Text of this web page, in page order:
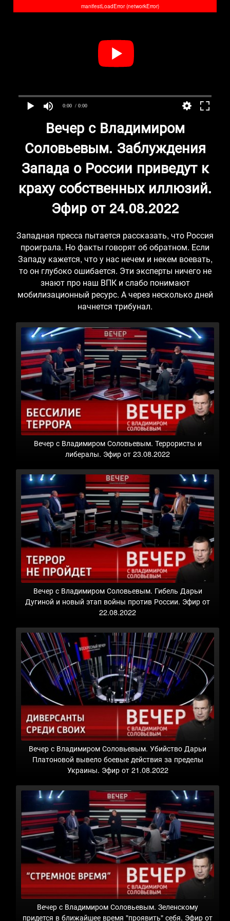
0:00 / 0:00
manifestLoadError (networkError)
Вечер с Владимиром
Соловьевым. Заблуждения
Запада о России приведут к
краху собственных иллюзий.
Эфир от 24.08.2022
Западная пресса пытается рассказать, что Россия
проиграла. Но факты говорят об обратном. Если
Западу кажется, что у нас нечем и некем воевать,
то он глубоко ошибается. Эти эксперты ничего не
знают про наш ВПК и слабо понимают
мобилизационный ресурс. А через несколько дней
начнется трибунал.
Вечер с Владимиром Соловьевым. Террористы и
либералы. Эфир от 23.08.2022
Вечер с Владимиром Соловьевым. Гибель Дарьи
Дугиной и новый этап войны против России. Эфир от
22.08.2022
Вечер с Владимиром Соловьевым. Убийство Дарьи
Платоновой вывело боевые действия за пределы
Украины. Эфир от 21.08.2022
Вечер с Владимиром Соловьевым. Зеленскому
придется в ближайшее время "проявить" себя. Эфир от